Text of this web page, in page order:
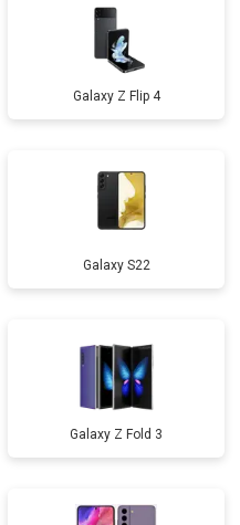
Galaxy Z Flip 4
Galaxy S22
Galaxy Z Fold 3